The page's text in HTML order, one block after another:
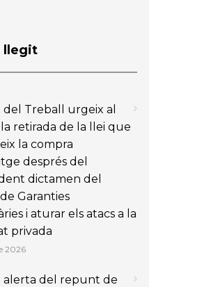
llegit
Treball urgeix al
retirada de la llei que
la compra
després del
dictamen del
Garanties
i aturar els atacs a la
privada
2026
alerta del repunt de